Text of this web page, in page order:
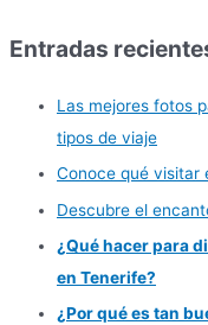
Entradas
Las mejores fotos
tipos de viaje
Conoce qué visitar
Descubre el
¿Qué hacer para
en Tenerife?
¿Por qué es tan